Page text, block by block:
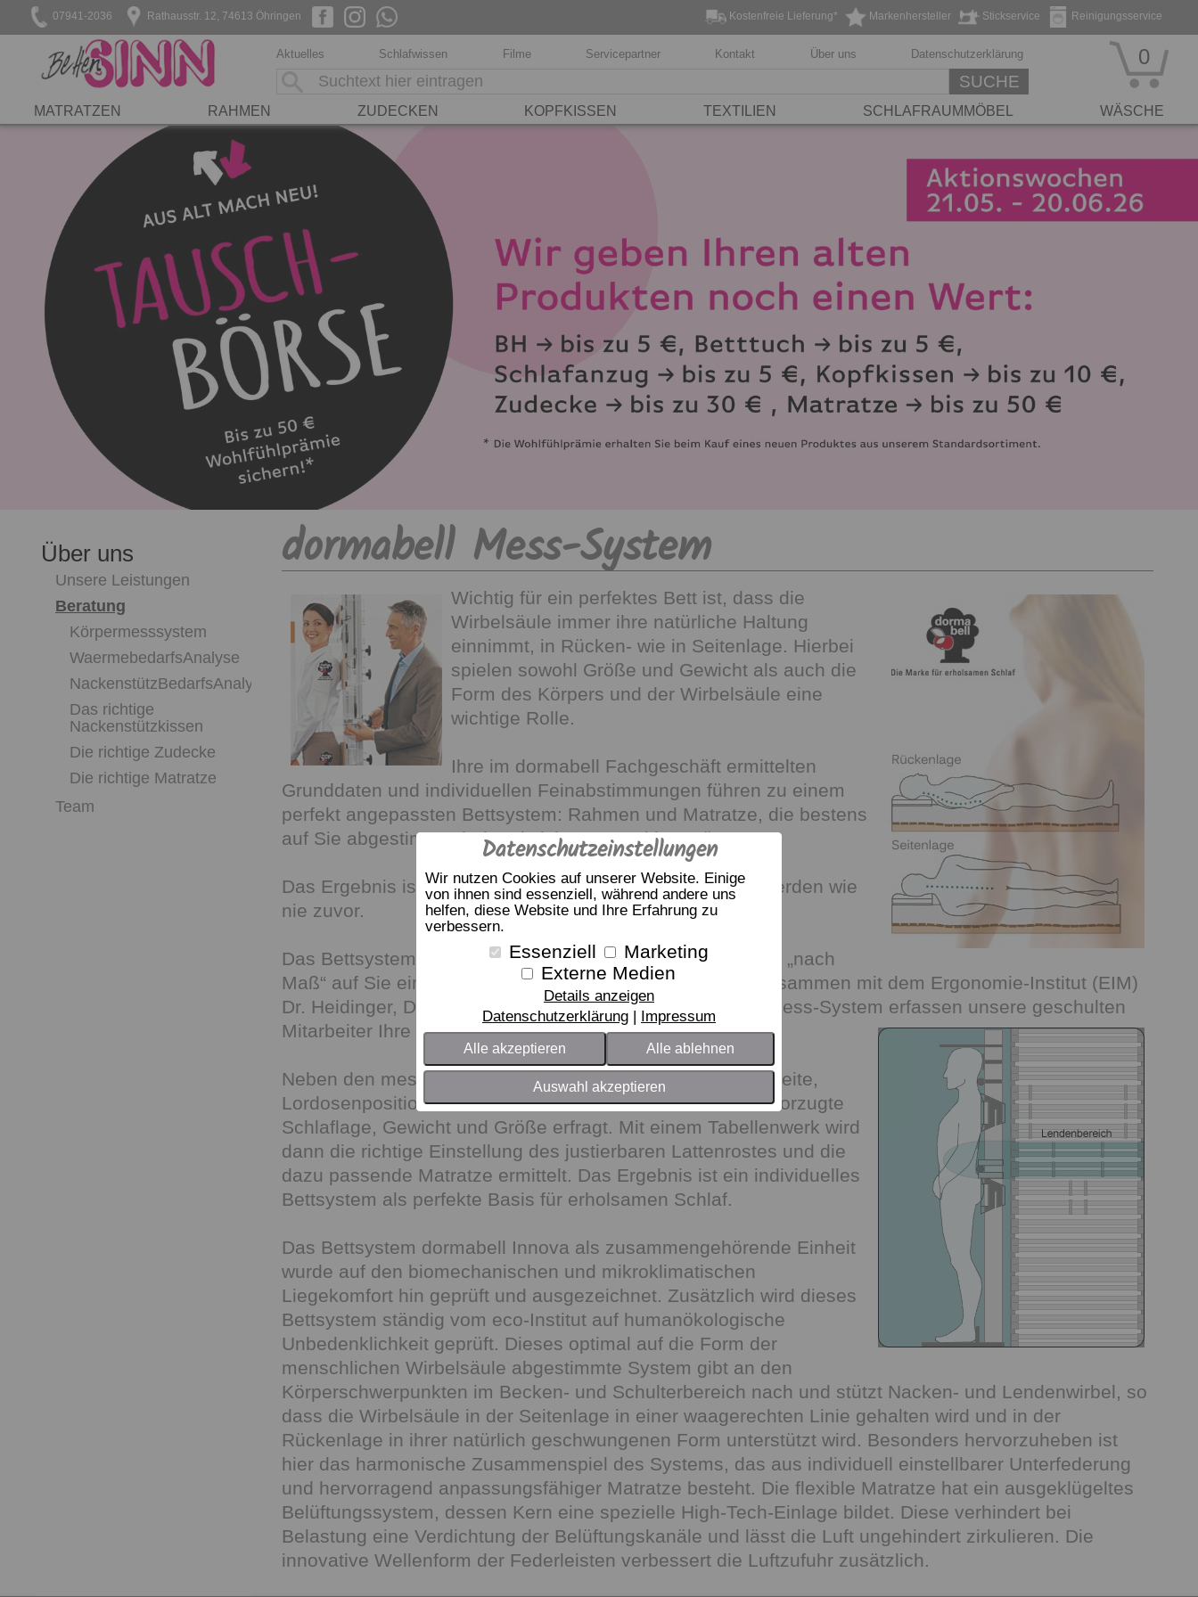
Datenschutzeinstellungen
Wir nutzen Cookies auf unserer Website. Einige
von ihnen sind essenziell, während andere uns
helfen, diese Website und Ihre Erfahrung zu
verbessern.
Essenziell
Marketing
Externe Medien
Details anzeigen
Datenschutzerklärung
Impressum
Alle akzeptieren Alle ablehnen
Auswahl akzeptieren
07941-2036 Rathausstr. 12, 74613 Öhringen Reinigungsservice
Stickservice
Markenhersteller
Kostenfreie Lieferung*
Aktuelles Schlafwissen Filme Servicepartner Kontakt Über uns Datenschutzerklärung
SUCHE
0
MATRATZEN RAHMEN ZUDECKEN KOPFKISSEN TEXTILIEN SCHLAFRAUMMÖBEL WÄSCHE
Über uns
Unsere Leistungen
Beratung
Körpermesssystem
WaermebedarfsAnalyse
NackenstützBedarfsAnalyse
Das richtige
Nackenstützkissen
Die richtige Zudecke
Die richtige Matratze
Team
dormabell Mess-System
Wichtig für ein perfektes Bett ist, dass die
Wirbelsäule immer ihre natürliche Haltung
einnimmt, in Rücken- wie in Seitenlage. Hierbei
spielen sowohl Größe und Gewicht als auch die
Form des Körpers und der Wirbelsäule eine
wichtige Rolle.
Ihre im dormabell Fachgeschäft ermittelten
Grunddaten und individuellen Feinabstimmungen führen zu einem
perfekt angepassten Bettsystem: Rahmen und Matratze, die bestens
auf Sie abgestimmt sind und sich gegenseitig ergänzen.
Das Ergebnis ist ein perfektes Bett, in dem Sie schlafen werden wie
nie zuvor.
Das Bettsystem dormabell Innova wird von uns sozusagen „nach
Maß“ auf Sie eingestellt. Mit einem ausgeklügelten und zusammen mit dem Ergonomie-Institut (EIM)
Dr. Heidinger, Dr. Jaspert, Dr. Hocke GmbH entwickelten Mess-System erfassen unsere geschulten
Mitarbeiter Ihre Körperkontur.
Neben den messbaren Daten wie Schulterbreite, Beckenbreite,
Lordosenposition und –tiefe werden weitere Daten wie bevorzugte
Schlaflage, Gewicht und Größe erfragt. Mit einem Tabellenwerk wird
dann die richtige Einstellung des justierbaren Lattenrostes und die
dazu passende Matratze ermittelt. Das Ergebnis ist ein individuelles
Bettsystem als perfekte Basis für erholsamen Schlaf.
Das Bettsystem dormabell Innova als zusammengehörende Einheit
wurde auf den biomechanischen und mikroklimatischen
Liegekomfort hin geprüft und ausgezeichnet. Zusätzlich wird dieses
Bettsystem ständig vom eco-Institut auf humanökologische
Unbedenklichkeit geprüft. Dieses optimal auf die Form der
menschlichen Wirbelsäule abgestimmte System gibt an den
Körperschwerpunkten im Becken- und Schulterbereich nach und stützt Nacken- und Lendenwirbel, so
dass die Wirbelsäule in der Seitenlage in einer waagerechten Linie gehalten wird und in der
Rückenlage in ihrer natürlich geschwungenen Form unterstützt wird. Besonders hervorzuheben ist
hier das harmonische Zusammenspiel des Systems, das aus individuell einstellbarer Unterfederung
und hervorragend anpassungsfähiger Matratze besteht. Die flexible Matratze hat ein ausgeklügeltes
Belüftungssystem, dessen Kern eine spezielle High-Tech-Einlage bildet. Diese verhindert bei
Belastung eine Verdichtung der Belüftungskanäle und lässt die Luft ungehindert zirkulieren. Die
innovative Wellenform der Federleisten verbessert die Luftzufuhr zusätzlich.